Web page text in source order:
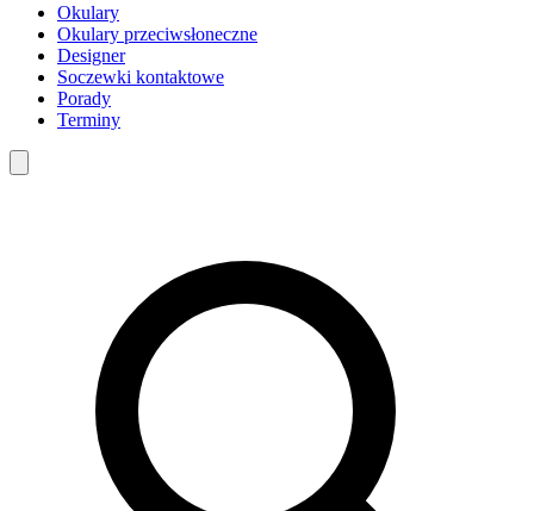
Okulary
Okulary przeciwsłoneczne
Designer
Soczewki kontaktowe
Porady
Terminy